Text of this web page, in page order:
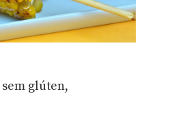
sem glúten,